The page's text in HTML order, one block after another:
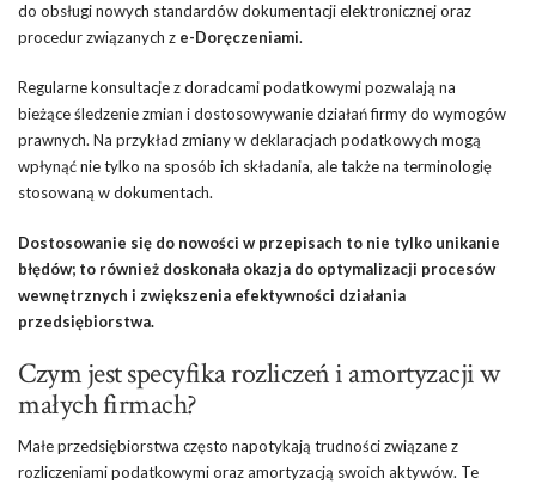
do obsługi nowych standardów dokumentacji elektronicznej oraz
procedur związanych z e-Doręczeniami.
Regularne konsultacje z doradcami podatkowymi pozwalają na
bieżące śledzenie zmian i dostosowywanie działań firmy do wymogów
prawnych. Na przykład zmiany w deklaracjach podatkowych mogą
wpłynąć nie tylko na sposób ich składania, ale także na terminologię
stosowaną w dokumentach.
Dostosowanie się do nowości w przepisach to nie tylko unikanie
błędów; to również doskonała okazja do optymalizacji procesów
wewnętrznych i zwiększenia efektywności działania
przedsiębiorstwa.
Czym jest specyfika rozliczeń i amortyzacji w
małych firmach?
Małe przedsiębiorstwa często napotykają trudności związane z
rozliczeniami podatkowymi oraz amortyzacją swoich aktywów. Te